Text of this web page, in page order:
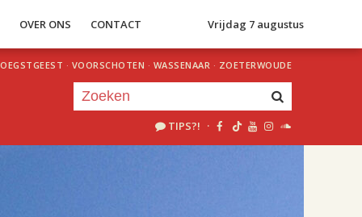
OVER ONS CONTACT Vrijdag 7 augustus
OEGSTGEEST · VOORSCHOTEN · WASSENAAR · ZOETERWOUDE
TIPS?! ·